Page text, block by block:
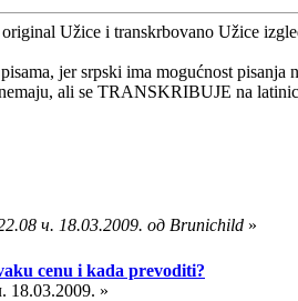
Užice i transkrbovano Užice
jer srpski ima mogućnost
ali se TRANSKRIBUJE na
ч. 18.03.2009. од Brunichild »
cenu i kada prevoditi?
18.03.2009. »